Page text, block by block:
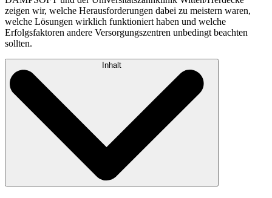
zeigen wir, welche Herausforderungen dabei zu meistern waren,
welche Lösungen wirklich funktioniert haben und welche
Erfolgsfaktoren andere Versorgungszentren unbedingt beachten
sollten.
Inhalt